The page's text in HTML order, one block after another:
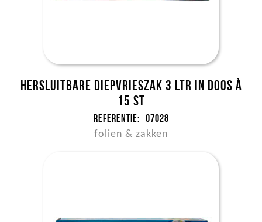
Hersluitbare Diepvrieszak 3 ltr in doos à
15 st
Referentie: 07028
folien & zakken